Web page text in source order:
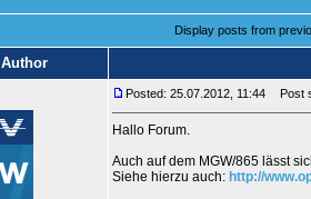
Display posts from
Author
Posted: 25.07.2012, 11:44 Post
Hallo Forum.
Auch auf dem MGW/865 lässt
Siehe hierzu auch: http://